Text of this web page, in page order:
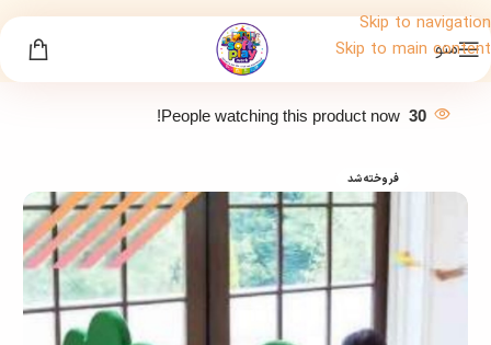
Skip to navigation
Skip to main content
منو
30
People watching this product now!
فروخته شد